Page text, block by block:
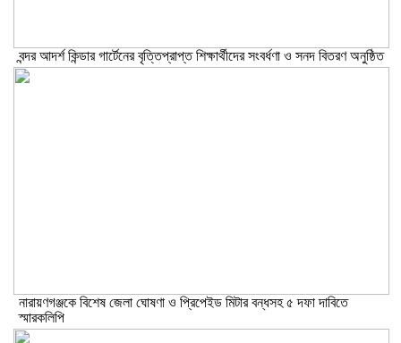
বন্দর আদর্শ কিন্ডার গার্টেনের বৃত্তিপ্রাপ্ত শিক্ষার্থীদের সংবর্ধণা ও সনদ বিতরণ অনুষ্ঠিত
নারায়ণগঞ্জকে বিশেষ জেলা ঘোষণা ও প্রিপেইড মিটার বন্ধসহ ৫ দফা দাবিতে
স্মারকলিপি